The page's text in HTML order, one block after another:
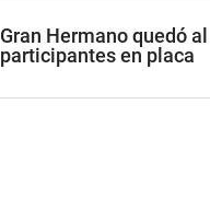
Gran Hermano quedó
participantes en placa